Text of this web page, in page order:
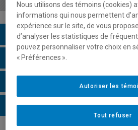
Description du cours
Horaire - Été 2026
Horaire - Automne 2026
Horaire - Hiver 2027
Nous utilisons des témoins (cookies)
informations qui nous permettent
expérience sur le site, de vous
d’analyser les statistiques de
pouvez personnaliser votre choix en
« Préférences ».
Tout refuser
Autoriser les